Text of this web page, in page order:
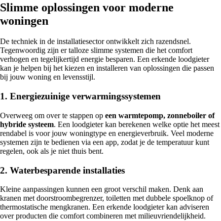
Slimme oplossingen voor moderne
woningen
De techniek in de installatiesector ontwikkelt zich razendsnel.
Tegenwoordig zijn er talloze slimme systemen die het comfort
verhogen en tegelijkertijd energie besparen. Een erkende loodgieter
kan je helpen bij het kiezen en installeren van oplossingen die passen
bij jouw woning en levensstijl.
1. Energiezuinige verwarmingssystemen
Overweeg om over te stappen op een warmtepomp, zonneboiler of
hybride systeem. Een loodgieter kan berekenen welke optie het meest
rendabel is voor jouw woningtype en energieverbruik. Veel moderne
systemen zijn te bedienen via een app, zodat je de temperatuur kunt
regelen, ook als je niet thuis bent.
2. Waterbesparende installaties
Kleine aanpassingen kunnen een groot verschil maken. Denk aan
kranen met doorstroombegrenzer, toiletten met dubbele spoelknop of
thermostatische mengkranen. Een erkende loodgieter kan adviseren
over producten die comfort combineren met milieuvriendelijkheid.